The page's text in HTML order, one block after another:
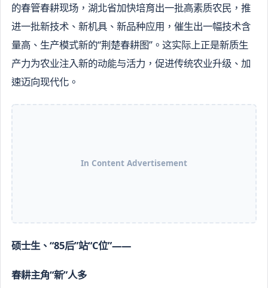
的春管春耕现场，湖北省加快培育出一批高素质农民，推
进一批新技术、新机具、新品种应用，催生出一幅技术含
量高、生产模式新的“荆楚春耕图”。这实际上正是新质生
产力为农业注入新的动能与活力，促进传统农业升级、加
速迈向现代化。
In Content Advertisement
硕士生、“85后”站“C位”——
春耕主角“新”人多